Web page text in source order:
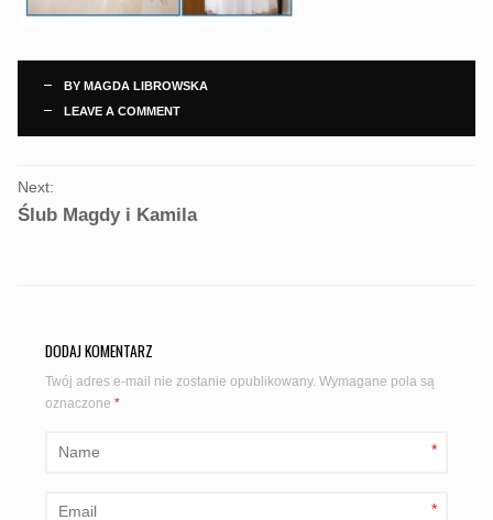
BYMAGDA LIBROWSKA
LEAVE A COMMENT
PORTFOLIO
NAVIGATION
Next:
Ślub Magdy i Kamila
DODAJ KOMENTARZ
Twój adres e-mail nie zostanie opublikowany. Wymagane pola są
oznaczone*
*
*